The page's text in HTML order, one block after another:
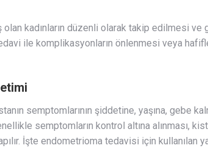
olan kadınların düzenli olarak takip edilmesi
ile komplikasyonların önlenmesi veya
semptomlarının şiddetine, yaşına, gebe
semptomların kontrol altına alınması,
İşte endometrioma tedavisi için kullanılan